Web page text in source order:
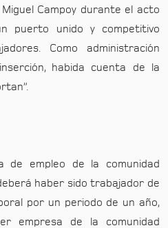
Campoy durante el acto
puerto unido y competitivo
Como administración
habida cuenta de la
de empleo de la comunidad
haber sido trabajador de
por un periodo de un año,
empresa de la comunidad